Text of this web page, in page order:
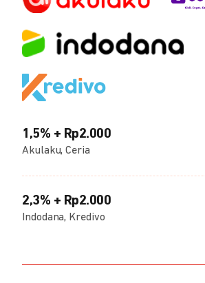
1,5% + Rp2.000
Akulaku, Ceria
2,3% + Rp2.000
Indodana, Kredivo